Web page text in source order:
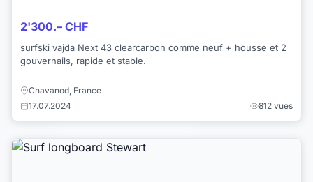
2'300.– CHF
surfski vajda Next 43 clearcarbon comme neuf + housse et 2
gouvernails, rapide et stable.
Chavanod, France
17.07.2024
812 vues